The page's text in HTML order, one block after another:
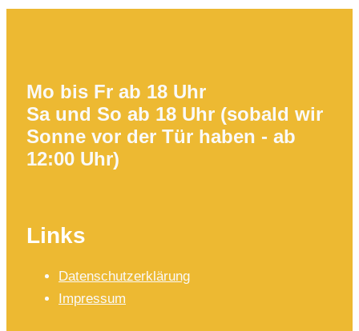
Mo bis Fr ab 18 Uhr
Sa und So ab 18 Uhr (sobald wir
Sonne vor der Tür haben - ab
12:00 Uhr)
Links
Datenschutzerklärung
Impressum